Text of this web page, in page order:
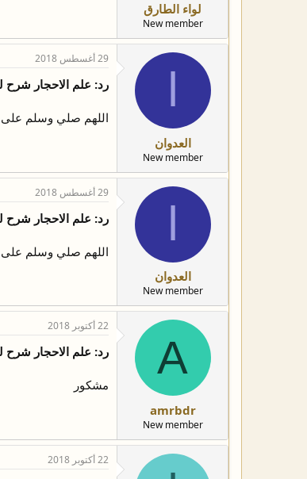
لواء الطارق
New member
العدوان
New member
29 أغسطس 2018
رد: علم الاحجار
اللهم صلي وسلم
العدوان
New member
29 أغسطس 2018
رد: علم الاحجار
اللهم صلي وسلم على
A
amrbdr
New member
22 أكتوبر 2018
رد: علم الاحجار
مشكور
22 أكتوبر 2018